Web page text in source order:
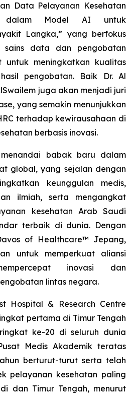
Data Pelayanan Kesehatan
Model AI untuk
Langka,” yang berfokus
sains data dan pengobatan
untuk meningkatkan kualitas
pengobatan. Baik Dr. Al
juga akan menjadi juri
yang semakin menunjukkan
terhadap kewirausahaan di
berbasis inovasi.
menandai babak baru dalam
global, yang sejalan dengan
keunggulan medis,
ilmiah, serta mengangkat
kesehatan Arab Saudi
terbaik di dunia. Dengan
of Healthcare™ Jepang,
untuk memperkuat aliansi
inovasi dan
lintas negara.
Hospital & Research Centre
pertama di Timur Tengah
ke-20 di seluruh dunia
Medis Akademik teratas
berturut-turut serta telah
pelayanan kesehatan paling
dan Timur Tengah, menurut